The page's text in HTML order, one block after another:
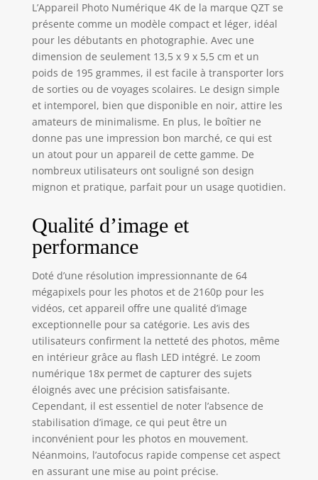
mégapixels. Des
images nettes aux
couleurs
naturelles, idéales
pour immortaliser
les retrouvailles en
famille, les sorties
entre amis ou les
moments précieux
de la croissance
des enfants. La
fonction time-lapse
condense de
en vidéos courtes
et créatives,
mouvement des
nuages, l'éclosion
des fleurs ou les
paysages urbains,
et créer des
œuvres visuelles
uniques. 【Mise au
Point Automatique,
Zoom 18x &
Enregistrement en
Boucle】 Avec la
mise au point
automatique,
capturez
L’Appareil Photo Numérique 4K de la marque QZT se
présente comme un modèle compact et léger, idéal
pour les débutants en photographie. Avec une
dimension de seulement 13,5 x 9 x 5,5 cm et un
poids de 195 grammes, il est facile à transporter lors
de sorties ou de voyages scolaires. Le design simple
et intemporel, bien que disponible en noir, attire les
amateurs de minimalisme. En plus, le boîtier ne
donne pas une impression bon marché, ce qui est
un atout pour un appareil de cette gamme. De
nombreux utilisateurs ont souligné son design
mignon et pratique, parfait pour un usage quotidien.
Qualité d’image et
performance
Doté d’une résolution impressionnante de 64
mégapixels pour les photos et de 2160p pour les
vidéos, cet appareil offre une qualité d’image
exceptionnelle pour sa catégorie. Les avis des
utilisateurs confirment la netteté des photos, même
en intérieur grâce au flash LED intégré. Le zoom
numérique 18x permet de capturer des sujets
éloignés avec une précision satisfaisante.
Cependant, il est essentiel de noter l’absence de
stabilisation d’image, ce qui peut être un
inconvénient pour les photos en mouvement.
Néanmoins, l’autofocus rapide compense cet aspect
en assurant une mise au point précise.